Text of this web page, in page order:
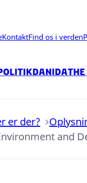
KontaktFind os i verden
Danida
er der?
and